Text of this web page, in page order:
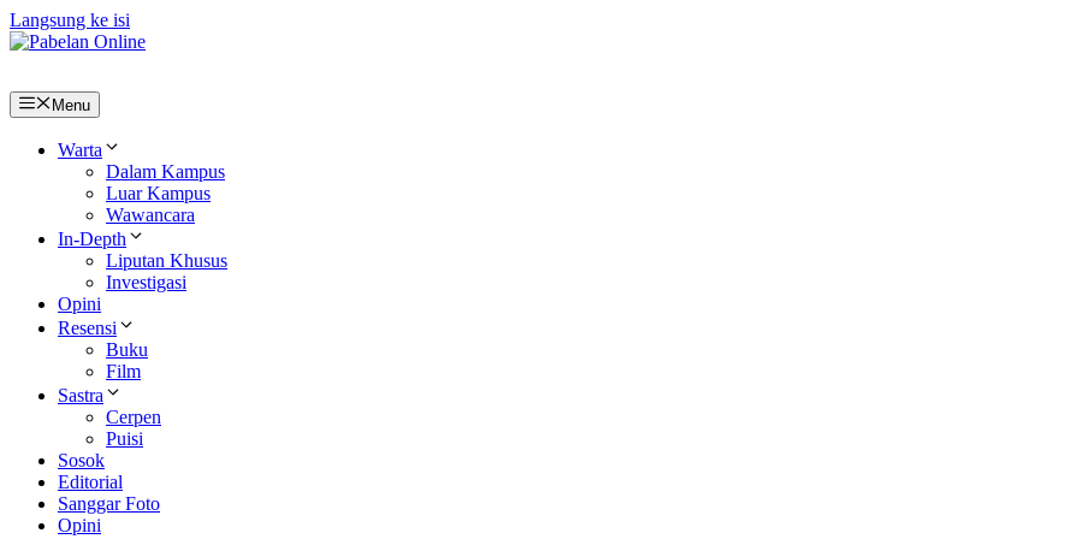
Langsung ke isi
Menu
Warta
Dalam Kampus
Luar Kampus
Wawancara
In-Depth
Liputan Khusus
Investigasi
Opini
Resensi
Buku
Film
Sastra
Cerpen
Puisi
Sosok
Editorial
Sanggar Foto
Opini